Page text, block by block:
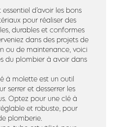
d’avoir les bons
pour réaliser des
durables et conformes
dans des projets de
ou de maintenance, voici
du plombier à avoir dans
à molette est un outil
serrer et desserrer les
Optez pour une clé à
et robuste, pour
plomberie.